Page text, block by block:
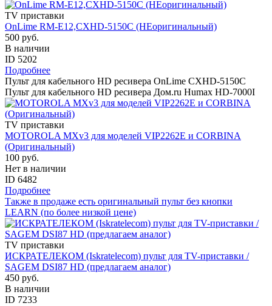
TV приставки
OnLime RM-E12,CXHD-5150C (НЕоригинальный)
500 руб.
В наличии
ID 5202
Подробнее
Пульт для кабельного HD ресивера OnLime CXHD-5150C
Пульт для кабельного HD ресивера Дом.ru Humax HD-7000I
TV приставки
MOTOROLA MXv3 для моделей VIP2262E и CORBINA
(Оригинальный)
100 руб.
Нет в наличии
ID 6482
Подробнее
Также в продаже есть оригинальный пульт без кнопки
LEARN (по более низкой цене)
TV приставки
ИСКРАТЕЛЕКОМ (Iskratelecom) пульт для TV-приставки /
SAGEM DSI87 HD (предлагаем аналог)
450 руб.
В наличии
ID 7233